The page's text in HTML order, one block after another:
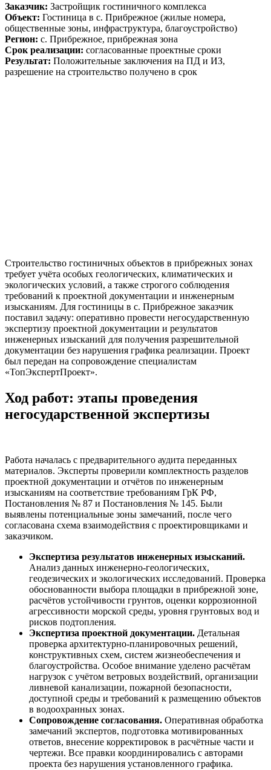
Заказчик: Застройщик гостиничного комплекса
Объект: Гостиница в с. Прибрежное (жилые номера,
общественные зоны, инфраструктура, благоустройство)
Регион: с. Прибрежное, прибрежная зона
Срок реализации: согласованные проектные сроки
Результат: Положительные заключения на ПД и ИЗ,
разрешение на строительство получено в срок
Строительство гостиничных объектов в прибрежных зонах
требует учёта особых геологических, климатических и
экологических условий, а также строгого соблюдения
требований к проектной документации и инженерным
изысканиям. Для гостиницы в с. Прибрежное заказчик
поставил задачу: оперативно провести негосударственную
экспертизу проектной документации и результатов
инженерных изысканий для получения разрешительной
документации без нарушения графика реализации. Проект
был передан на сопровождение специалистам
«ТопЭкспертПроект».
Ход работ: этапы проведения
негосударственной экспертизы
Работа началась с предварительного аудита переданных
материалов. Эксперты проверили комплектность разделов
проектной документации и отчётов по инженерным
изысканиям на соответствие требованиям ГрК РФ,
Постановления № 87 и Постановления № 145. Были
выявлены потенциальные зоны замечаний, после чего
согласована схема взаимодействия с проектировщиками и
заказчиком.
Экспертиза результатов инженерных изысканий.
Анализ данных инженерно-геологических,
геодезических и экологических исследований. Проверка
обоснованности выбора площадки в прибрежной зоне,
расчётов устойчивости грунтов, оценки коррозионной
агрессивности морской среды, уровня грунтовых вод и
рисков подтопления.
Экспертиза проектной документации. Детальная
проверка архитектурно-планировочных решений,
конструктивных схем, систем жизнеобеспечения и
благоустройства. Особое внимание уделено расчётам
нагрузок с учётом ветровых воздействий, организации
ливневой канализации, пожарной безопасности,
доступной среды и требований к размещению объектов
в водоохранных зонах.
Сопровождение согласования. Оперативная обработка
замечаний экспертов, подготовка мотивированных
ответов, внесение корректировок в расчётные части и
чертежи. Все правки координировались с авторами
проекта без нарушения установленного графика.